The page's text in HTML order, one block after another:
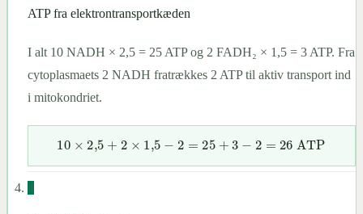
ATP fra elektrontransportkæden
I alt 10 NADH × 2,5 = 25 ATP og 2 FADH₂ × 1,5 = 3 ATP. Fra
cytoplasmaets 2 NADH fratrækkes 2 ATP til aktiv transport ind
i mitokondriet.
10×2,5+2×1,5−2=25+3−2=26ATP
4